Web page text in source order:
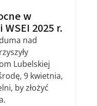
w
2025 r.
nad
Lubelskiej
9 kwietnia,
by złożyć